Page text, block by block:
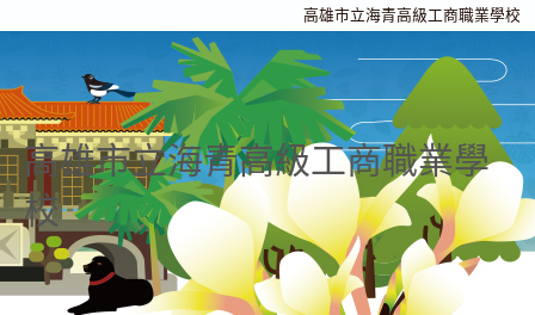
高雄市立海青高級工商職業學校
高雄市立海青高級工商職業學
校